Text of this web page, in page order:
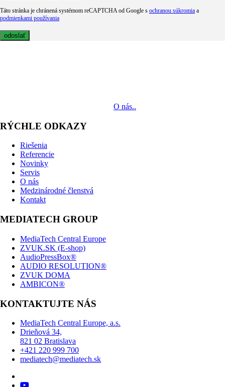
Táto stránka je chránená systémom reCAPTCHA od Google s ochranou súkromia a
podmienkami používania
O nás..
RÝCHLE ODKAZY
Riešenia
Referencie
Novinky
Servis
O nás
Medzinárodné členstvá
Kontakt
MEDIATECH GROUP
MediaTech Central Europe
ZVUK.SK (E-shop)
AudioPressBox®
AUDIO RESOLUTION®
ZVUK DOMA
AMBICON®
KONTAKTUJTE NÁS
MediaTech Central Europe, a.s.
Drieňová 34,
821 02 Bratislava
+421 220 999 700
mediatech@mediatech.sk